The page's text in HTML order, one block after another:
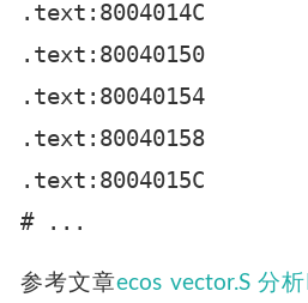
.text:8004014C
.text:80040150
.text:80040154
.text:80040158
.text:8004015C
参考文章ecos vector.S 分析II